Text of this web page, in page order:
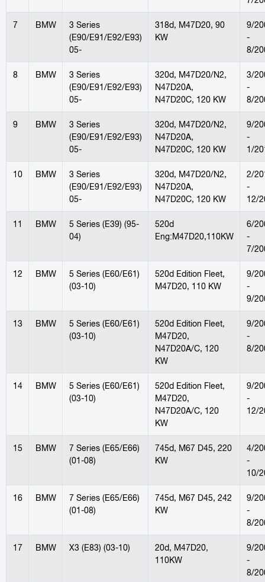
7 BMW
3 Series
(E90/E91/E92/E93)
05-
318d, M47D20, 90
KW
9/
-
8/
8 BMW
3 Series
(E90/E91/E92/E93)
05-
320d, M47D20/N2,
N47D20A,
N47D20C, 120 KW
3/
-
8/
9 BMW
3 Series
(E90/E91/E92/E93)
05-
320d, M47D20/N2,
N47D20A,
N47D20C, 120 KW
9/
-
1/
10 BMW
3 Series
(E90/E91/E92/E93)
05-
320d, M47D20/N2,
N47D20A,
N47D20C, 120 KW
2/
-
12/
11 BMW
5 Series (E39) (95-
04)
520d
Eng:M47D20,110KW
6/
-
7/
12 BMW
5 Series (E60/E61)
(03-10)
520d Edition Fleet,
M47D20, 110 KW
9/
-
9/
13 BMW
5 Series (E60/E61)
(03-10)
520d Edition Fleet,
M47D20,
N47D20A/C, 120
KW
9/
-
8/
14 BMW
5 Series (E60/E61)
(03-10)
520d Edition Fleet,
M47D20,
N47D20A/C, 120
KW
9/
-
12/
15 BMW
7 Series (E65/E66)
(01-08)
745d, M67 D45, 220
KW
4/
-
10/
16 BMW
7 Series (E65/E66)
(01-08)
745d, M67 D45, 242
KW
9/
-
8/
17 BMW X3 (E83) (03-10)
20d, M47D20,
110KW
9/
-
8/